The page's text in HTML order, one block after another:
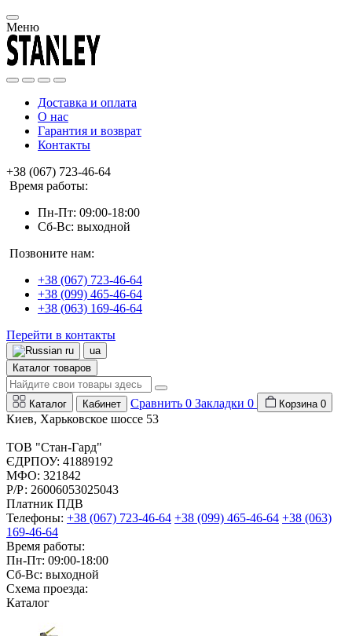
Меню
Доставка и оплата
О нас
Гарантия и возврат
Контакты
+38 (067) 723-46-64
Время работы:
Пн-Пт: 09:00-18:00
Сб-Вс: выходной
Позвоните нам:
+38 (067) 723-46-64
+38 (099) 465-46-64
+38 (063) 169-46-64
Перейти в контакты
ru
ua
Каталог товаров
Каталог Кабинет Сравнить 0 Закладки 0 Корзина 0
Киев, Харьковское шоссе 53
ТОВ "Стан-Гард"
ЄДРПОУ: 41889192
МФО: 321842
Р/Р: 26006053025043
Платник ПДВ
Телефоны: +38 (067) 723-46-64 +38 (099) 465-46-64 +38 (063)
169-46-64
Время работы:
Пн-Пт: 09:00-18:00
Сб-Вс: выходной
Схема проезда:
Каталог